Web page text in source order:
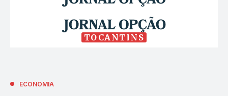
TOCANTINS
ECONOMIA